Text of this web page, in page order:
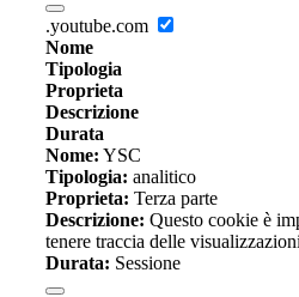
.youtube.com
Nome
Tipologia
Proprieta
Descrizione
Durata
Nome: YSC
Tipologia: analitico
Proprieta: Terza parte
Descrizione: Questo cookie è
tenere traccia delle
Durata: Sessione